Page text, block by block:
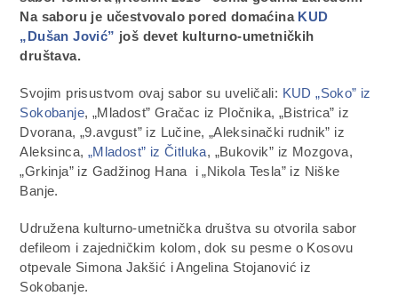
Na saboru je učestvovalo pored domaćina KUD
„Dušan Jović” još devet kulturno-umetničkih
društava.
Svojim prisustvom ovaj sabor su uveličali: KUD „Soko” iz
Sokobanje, „Mladost” Gračac iz Pločnika, „Bistrica” iz
Dvorana, „9.avgust” iz Lučine, „Aleksinački rudnik” iz
Aleksinca, „Mladost” iz Čitluka, „Bukovik” iz Mozgova,
„Grkinja” iz Gadžinog Hana i „Nikola Tesla” iz Niške
Banje.
Udružena kulturno-umetnička društva su otvorila sabor
defileom i zajedničkim kolom, dok su pesme o Kosovu
otpevale Simona Jakšić i Angelina Stojanović iz
Sokobanje.